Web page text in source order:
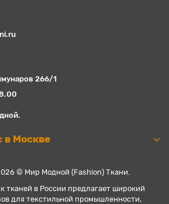
266/1
в Москве
© Мир Модной (Fashion) Ткани.
тканей в России предлагает широкий
для текстильной промышленности,